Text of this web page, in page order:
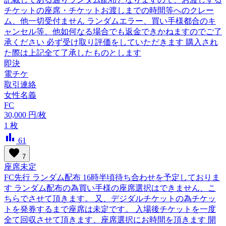
チケットの座席・チケットお渡しまでの時間等へのクレー
ム、他一切受付ません ランダムエラー、買い手様都合のキ
ャンセル等、他如何なる場合でも返金できかねますのでご了
承ください 必ず受け取り評価をしていただきます 購入され
た際は上記全て了承したものとします
即決
電チケ
取引連絡
女性名義
FC
30,000 円/枚
1 枚
bar_chart 61
favorite 7
座席未定
FC先行 ランダム配布 16時半頃待ち合わせを予定しておりま
す ランダム配布の為買い手様の座席選択はできません、こ
ちらでさせて頂きます。 又、デジダルチケットの為チケッ
トを発券するまで座席は未定です。 入場後チケットを一度
全て回収させて頂きます、座席選択にお時間を頂きます 開